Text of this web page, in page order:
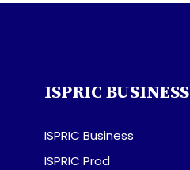
ISPRIC BUSINESS
ISPRIC Business
ISPRIC Prod